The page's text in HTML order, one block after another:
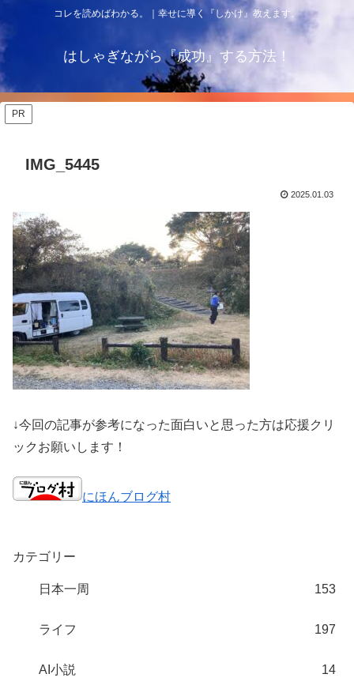
コレを読めばわかる。｜幸せに導く『しかけ』教えます。
はしゃぎながら『成功』する方法！
PR
IMG_5445
2025.01.03
↓今回の記事が参考になった面白いと思った方は応援クリ
ックお願いします！
にほんブログ村
カテゴリー
日本一周 153
ライフ 197
AI小説 14